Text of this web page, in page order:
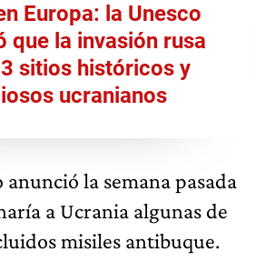
Europa: la Unesco
que la invasión rusa
sitios históricos y
ucranianos
la semana pasada
a Ucrania algunas de
misiles antibuque.